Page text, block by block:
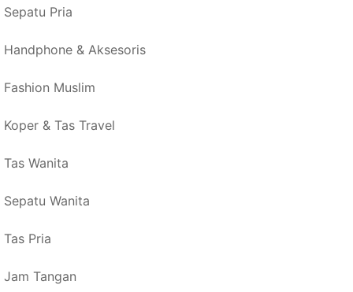
Sepatu Pria
Handphone & Aksesoris
Fashion Muslim
Koper & Tas Travel
Tas Wanita
Sepatu Wanita
Tas Pria
Jam Tangan